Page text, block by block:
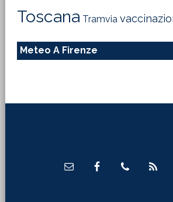
Toscana Tramvia
Meteo A Firenze